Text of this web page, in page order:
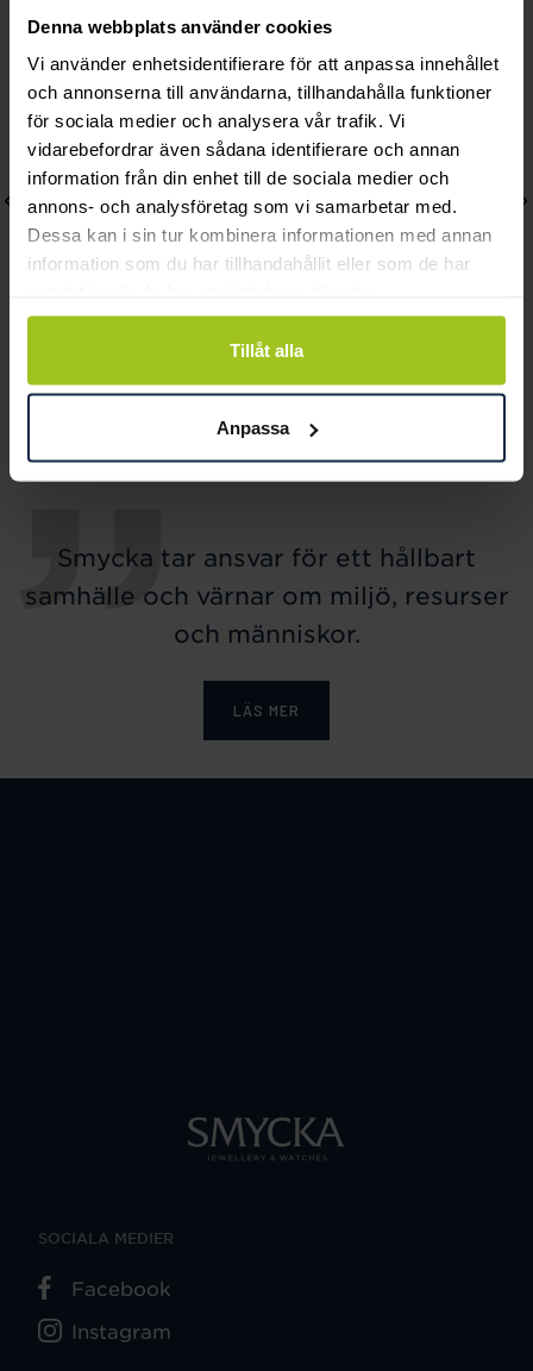
Denna webbplats använder cookies
Vi använder enhetsidentifierare för att anpassa innehållet
och annonserna till användarna, tillhandahålla funktioner
för sociala medier och analysera vår trafik. Vi
vidarebefordrar även sådana identifierare och annan
information från din enhet till de sociala medier och
annons- och analysföretag som vi samarbetar med.
Dessa kan i sin tur kombinera informationen med annan
information som du har tillhandahållit eller som de har
Tillåt alla
Anpassa
Pris
2 690 kr
Smycka tar ansvar för ett hållbart
samhälle och värnar om miljö, resurser
och människor.
LÄS MER
SOCIALA MEDIER
Facebook
Instagram